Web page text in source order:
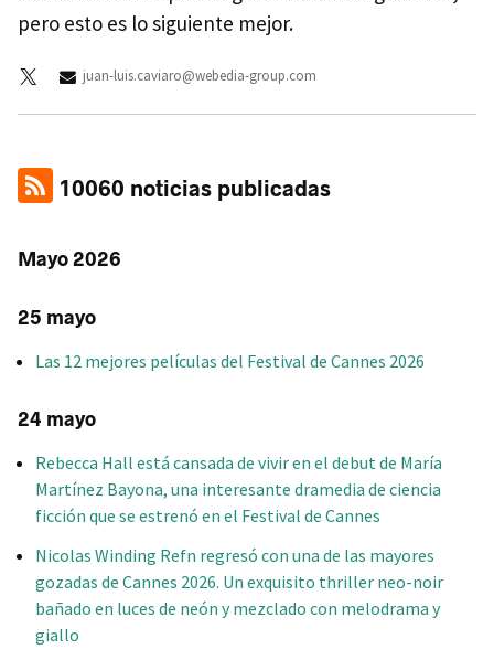
pero esto es lo siguiente mejor.
juan-luis.caviaro@webedia-group.com
10060 noticias publicadas
Mayo 2026
25 mayo
Las 12 mejores películas del Festival de Cannes 2026
24 mayo
Rebecca Hall está cansada de vivir en el debut de María
Martínez Bayona, una interesante dramedia de ciencia
ficción que se estrenó en el Festival de Cannes
Nicolas Winding Refn regresó con una de las mayores
gozadas de Cannes 2026. Un exquisito thriller neo-noir
bañado en luces de neón y mezclado con melodrama y
giallo